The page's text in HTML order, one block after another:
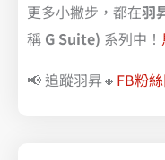
更多小撇步，都在羽
稱 G Suite) 系列中！
📢 追蹤羽昇🔸 FB粉